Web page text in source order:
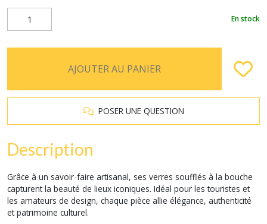
En stock
AJOUTER AU PANIER
POSER UNE QUESTION
Description
Grâce à un savoir-faire artisanal, ses verres soufflés à la bouche
capturent la beauté de lieux iconiques. Idéal pour les touristes et
les amateurs de design, chaque pièce allie élégance, authenticité
et patrimoine culturel.